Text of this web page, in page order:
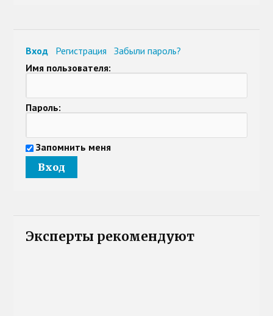
Вход Регистрация
Забыли пароль?
Имя пользователя:
Пароль:
Запомнить меня
Эксперты рекомендуют